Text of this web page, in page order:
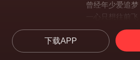
曾经年少爱追梦
一心只想往前飞
行遍千山和万水
一路走来不能回
蓦然回首情已远
下载APP